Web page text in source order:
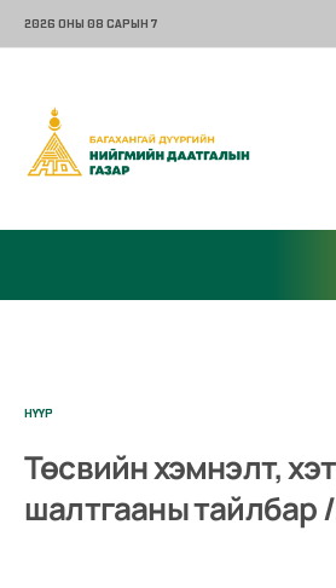
2026 ОНЫ 08 САРЫН 7
НҮҮР
Төсвийн хэмнэлт,
шалтгааны тайлбар